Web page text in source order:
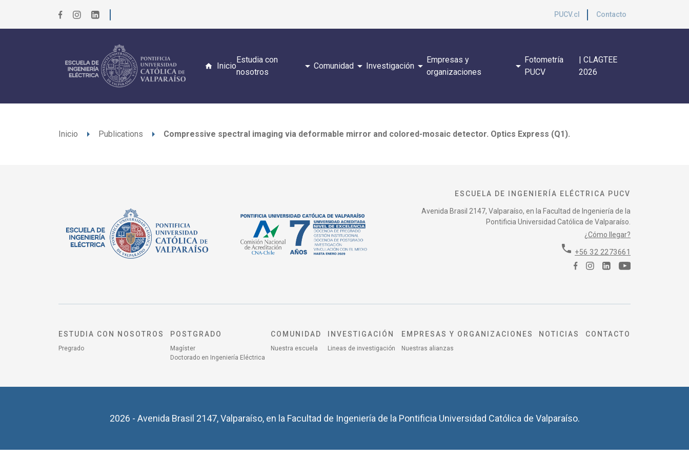
PUCV.cl Contacto
Inicio
Estudia con
nosotros
arrow_drop_down Comunidadarrow_drop_down Investigaciónarrow_drop_down
Empresas y
organizaciones
arrow_drop_down
Fotometría
PUCV
| CLAGTEE
2026
Inicio arrow_right Publications arrow_right Compressive spectral imaging via deformable mirror and colored-mosaic detector. Optics Express (Q1).
ESCUELA DE INGENIERÍA ELÉCTRICA PUCV
Avenida Brasil 2147, Valparaíso, en la Facultad de Ingeniería de la
Pontificia Universidad Católica de Valparaíso.
¿Cómo llegar?
phone +56 32 2273661
ESTUDIA CON NOSOTROS
Pregrado
POSTGRADO
Magíster
Doctorado en Ingeniería Eléctrica
COMUNIDAD
Nuestra escuela
INVESTIGACIÓN
Lineas de investigación
EMPRESAS Y ORGANIZACIONES
Nuestras alianzas
NOTICIAS CONTACTO
2026 - Avenida Brasil 2147, Valparaíso, en la Facultad de Ingeniería de la Pontificia Universidad Católica de Valparaíso.